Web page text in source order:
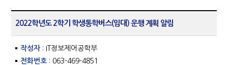
2022학년도 2학기 학생통학버스(임대) 운행 계획 알림
작성자 : IT정보제어공학부
전화번호 : 063-469-4851